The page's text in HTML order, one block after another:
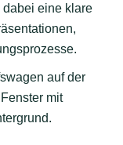
dabei eine klare